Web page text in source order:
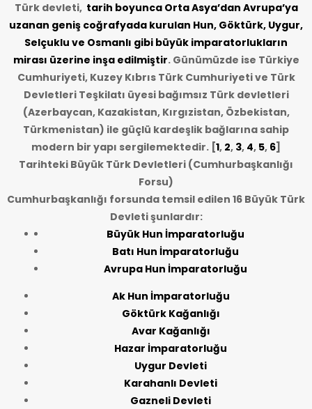
Türk devleti, tarih boyunca Orta Asya’dan Avrupa’ya
uzanan geniş coğrafyada kurulan Hun, Göktürk, Uygur,
Selçuklu ve Osmanlı gibi büyük imparatorlukların
mirası üzerine inşa edilmiştir. Günümüzde ise Türkiye
Cumhuriyeti, Kuzey Kıbrıs Türk Cumhuriyeti ve Türk
Devletleri Teşkilatı üyesi bağımsız Türk devletleri
(Azerbaycan, Kazakistan, Kırgızistan, Özbekistan,
Türkmenistan) ile güçlü kardeşlik bağlarına sahip
modern bir yapı sergilemektedir. [1, 2, 3, 4, 5, 6]
Tarihteki Büyük Türk Devletleri (Cumhurbaşkanlığı
Forsu)
Cumhurbaşkanlığı forsunda temsil edilen 16 Büyük Türk
Devleti şunlardır:
Büyük Hun İmparatorluğu
Batı Hun İmparatorluğu
Avrupa Hun İmparatorluğu
Ak Hun İmparatorluğu
Göktürk Kağanlığı
Avar Kağanlığı
Hazar İmparatorluğu
Uygur Devleti
Karahanlı Devleti
Gazneli Devleti